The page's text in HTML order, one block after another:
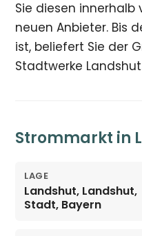
Sie diesen innerhalb
neuen Anbieter. Bis
ist, beliefert Sie der
Stadtwerke
Strommarkt in
LAGE
Landshut, Landshut,
Stadt, Bayern